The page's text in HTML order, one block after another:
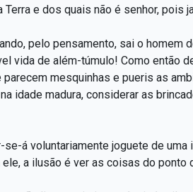
e dos quais não é senhor, pois
pelo pensamento, sai o homem
vida de além-túmulo! Como então
mesquinhas e pueris as
idade madura, considerar as
á voluntariamente joguete de uma
a ilusão é ver as coisas do ponto